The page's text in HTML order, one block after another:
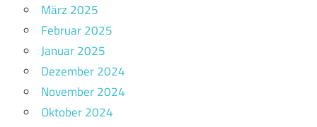
März 2025
Februar 2025
Januar 2025
Dezember 2024
November 2024
Oktober 2024